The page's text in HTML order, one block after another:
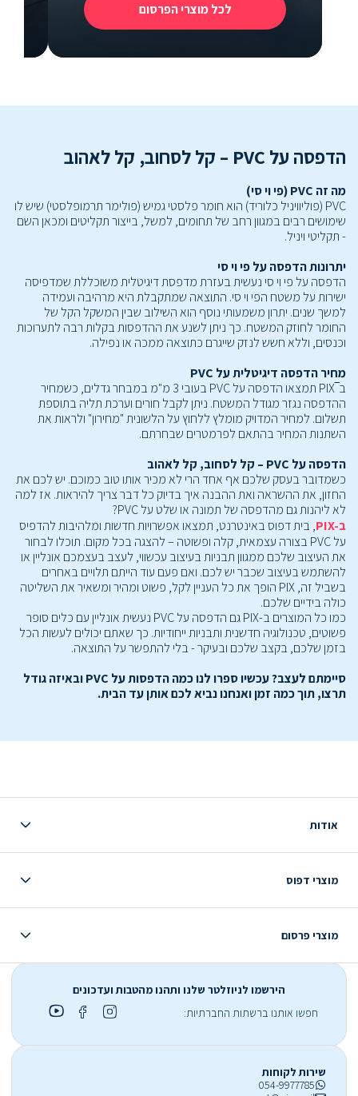
לכל מוצרי הפרסום
הדפסה על PVC – קל לסחוב, קל לאהוב
מה זה PVC (פי וי סי)
PVC (פוליוויניל כלוריד) הוא חומר פלסטי גמיש (פולימר תרמופלסטי) שיש לו
שימושים רבים במגוון רחב של תחומים, למשל, בייצור תקליטים ומכאן השם
- תקליטי ויניל.
יתרונות הדפסה על פי וי סי
הדפסה על פי וי סי נעשית בעזרת מדפסת דיגיטלית משוכללת שמדפיסה
ישירות על משטח הפי וי סי. התוצאה שמתקבלת היא מרהיבה ועמידה
למשך שנים. יתרון משמעותי נוסף הוא השילוב שבין המשקל הקל של
החומר לחוזק המשטח. כך ניתן לשנע את ההדפסות בקלות רבה לתערוכות
וכנסים, וללא חשש לנזק שייגרם כתוצאה ממכה או נפילה.
מחיר הדפסה דיגיטלית על PVC
ב‾PIX תמצאו הדפסה על PVC בעובי 3 מ"מ במבחר גדלים, כשמחיר
ההדפסה נגזר מגודל המשטח. ניתן לקבל חורים וערכת תליה בתוספת
תשלום. למחיר המדויק מומלץ ללחוץ על הלשונית "מחירון" ולראות את
השתנות המחיר בהתאם לפרמטרים שבחרתם.
הדפסה על PVC – קל לסחוב, קל לאהוב
כשמדובר בעסק שלכם אף אחד הרי לא מכיר אותו טוב כמוכם. יש לכם את
החזון, את ההשראה ואת ההבנה איך בדיוק כל דבר צריך להיראות. אז למה
לא ליהנות גם מהדפסה של תמונה או שלט על PVC?
בPIX-, בית דפוס באינטרנט, תמצאו אפשרויות חדשות ומלהיבות להדפיס
על PVC בצורה עצמאית, קלה ופשוטה – להצגה בכל מקום. תוכלו לבחור
את העיצוב שלכם ממגוון תבניות בעיצוב עכשווי, לעצב בעצמכם אונליין או
להשתמש בעיצוב שכבר יש לכם. ואם פעם עוד הייתם תלויים באחרים
בשביל זה, PIX הופך את כל העניין לקל, פשוט ומהיר ומשאיר את השליטה
כולה בידיים שלכם.
כמו כל המוצרים ב-PIX גם הדפסה על PVC נעשית אונליין עם כלים סופר
פשוטים, טכנולוגיה חדשנית ותבניות ייחודיות. כך שאתם יכולים לעשות הכל
בזמן שלכם, בקצב שלכם ובעיקר - בלי להתפשר על התוצאה.
סיימתם לעצב? עכשיו ספרו לנו כמה הדפסות על PVC ובאיזה גודל
תרצו, תוך כמה זמן ואנחנו נביא לכם אותן עד הבית.
אודות
מוצרי דפוס
מוצרי פרסום
הירשמו לניוזלטר שלנו ותהנו מהטבות ועדכונים
חפשו אותנו ברשתות החברתיות:
שירות לקוחות
054-9977785